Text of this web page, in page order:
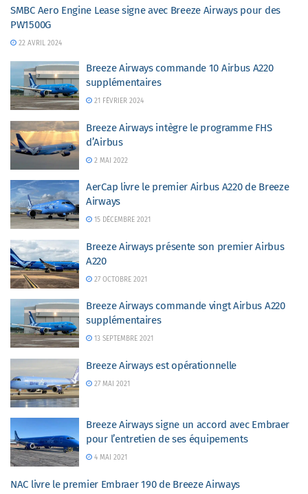
SMBC Aero Engine Lease signe avec Breeze Airways pour des
PW1500G
22 AVRIL 2024
Breeze Airways commande 10 Airbus A220
supplémentaires
21 FÉVRIER 2024
Breeze Airways intègre le programme FHS
d’Airbus
2 MAI 2022
AerCap livre le premier Airbus A220 de Breeze
Airways
15 DÉCEMBRE 2021
Breeze Airways présente son premier Airbus
A220
27 OCTOBRE 2021
Breeze Airways commande vingt Airbus A220
supplémentaires
13 SEPTEMBRE 2021
Breeze Airways est opérationnelle
27 MAI 2021
Breeze Airways signe un accord avec Embraer
pour l’entretien de ses équipements
4 MAI 2021
NAC livre le premier Embraer 190 de Breeze Airways